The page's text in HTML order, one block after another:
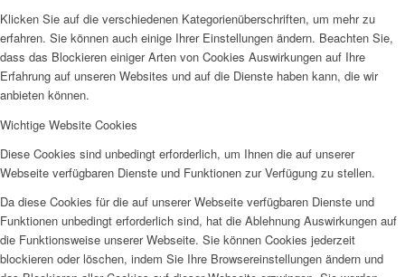
Klicken Sie auf die verschiedenen Kategorienüberschriften, um mehr zu
erfahren. Sie können auch einige Ihrer Einstellungen ändern. Beachten Sie,
dass das Blockieren einiger Arten von Cookies Auswirkungen auf Ihre
Erfahrung auf unseren Websites und auf die Dienste haben kann, die wir
anbieten können.
Wichtige Website Cookies
Diese Cookies sind unbedingt erforderlich, um Ihnen die auf unserer
Webseite verfügbaren Dienste und Funktionen zur Verfügung zu stellen.
Da diese Cookies für die auf unserer Webseite verfügbaren Dienste und
Funktionen unbedingt erforderlich sind, hat die Ablehnung Auswirkungen auf
die Funktionsweise unserer Webseite. Sie können Cookies jederzeit
blockieren oder löschen, indem Sie Ihre Browsereinstellungen ändern und